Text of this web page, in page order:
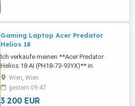
...
Gaming Laptop Acer Predator
Helios 18
Ich verkaufe meinen **Acer Predator
Helios 18 AI (PH18-73-93YX)** in
**technisch und optisch einwandfreiem
Zustand**. ### Technische Daten * Intel
Core Ultra 9 275HX * NVIDIA GeForce RTX
5090 mit 24 GB GDDR7 * 64 GB DDR5-
Wien, Wien
gestern 09:47
3 200 EUR